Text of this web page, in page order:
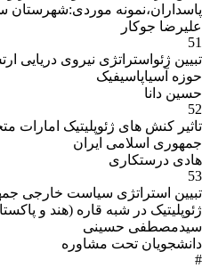
پاسداران،نمونه
علیرضا جوکار
51
تبیین ژئواستراتژی نیروی دریایی
حوزه آسیاپاسیفیک
حسین دانا
52
تاثیر کنش های ژئوپلیتیک امارات
جمهوری اسلامی ایران
هادی درستکاری
53
تبیین استراتژی سیاست خارجی
ژئوپلیتیک در شبه قاره (هند و
سیدمصطفی حسینی
دانشجویان تحت مشاوره
#